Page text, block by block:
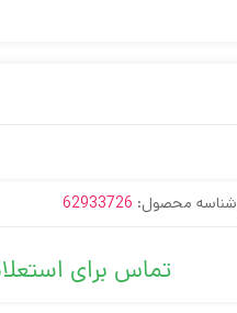
شناسه محصول: 62933726
تماس برای